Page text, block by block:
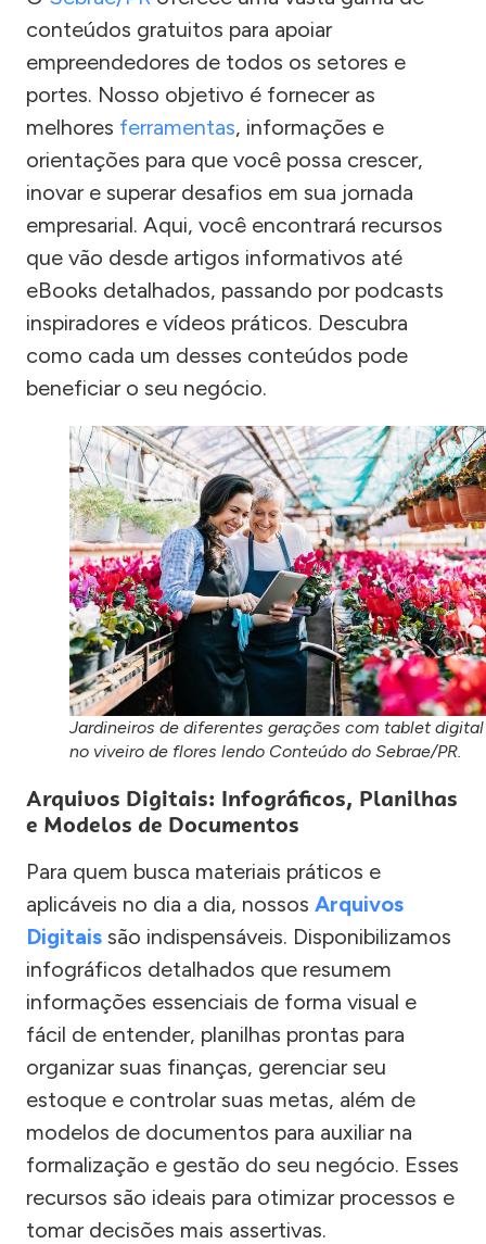
conteúdos gratuitos para apoiar
empreendedores de todos os setores e
portes. Nosso objetivo é fornecer as
melhores ferramentas, informações e
orientações para que você possa crescer,
inovar e superar desafios em sua jornada
empresarial. Aqui, você encontrará recursos
que vão desde artigos informativos até
eBooks detalhados, passando por podcasts
inspiradores e vídeos práticos. Descubra
como cada um desses conteúdos pode
beneficiar o seu negócio.
Jardineiros de diferentes gerações com tablet digital
no viveiro de flores lendo Conteúdo do Sebrae/PR.
Arquivos Digitais: Infográficos, Planilhas
e Modelos de Documentos
Para quem busca materiais práticos e
aplicáveis no dia a dia, nossos Arquivos
Digitais são indispensáveis. Disponibilizamos
infográficos detalhados que resumem
informações essenciais de forma visual e
fácil de entender, planilhas prontas para
organizar suas finanças, gerenciar seu
estoque e controlar suas metas, além de
modelos de documentos para auxiliar na
formalização e gestão do seu negócio. Esses
recursos são ideais para otimizar processos e
tomar decisões mais assertivas.